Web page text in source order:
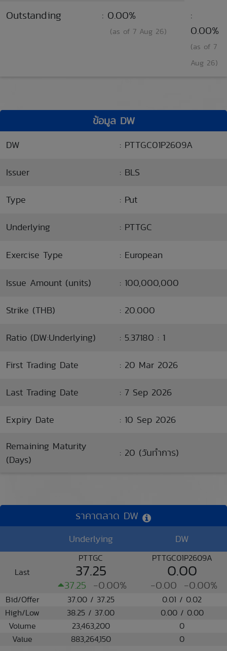
Outstanding : 0.00%
(as of 7 Aug 26)
:
0.00%
(as of 7
Aug 26)
ข้อมูล DW
DW : PTTGC01P2609A
Issuer : BLS
Type : Put
Underlying : PTTGC
Exercise Type : European
Issue Amount (units) : 100,000,000
Strike (THB) : 20.000
Ratio (DW:Underlying) : 5.37180 : 1
First Trading Date : 20 Mar 2026
Last Trading Date : 7 Sep 2026
Expiry Date : 10 Sep 2026
Remaining Maturity
(Days)
: 20 (วันทำการ)
ราคาตลาด DW
Underlying DW
Last
PTTGC
37.25
37.25 -0.00%
PTTGC01P2609A
0.00
-0.00 -0.00%
Bid/Offer 37.00 / 37.25
0.01 / 0.02
High/Low
38.25 / 37.00
0.00 / 0.00
Volume
23,463,200
0
Value
883,264,150 0